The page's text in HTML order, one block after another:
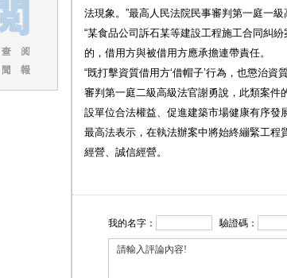
法現象。”最高人民法院民事審判第一庭一級
“某食品公司訴石某等建設工程施工合同糾
的，借用方與被借用方應承擔連帶責任。
“既打擊資質借用方‘借帽子’行為，也懲治資
審判第一庭二級高級法官謝勇說，此類案件
設單位合法權益、促進建築市場健康有序發
最高法表示，在執法辦案中將始終繃緊工程
經營、誠信經營。
我的名字： 驗證碼：